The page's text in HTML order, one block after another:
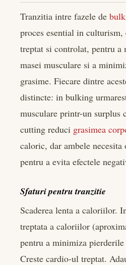
Tranzitia intre fazele de
proces esential in
treptat si controlat, pentru a
masei musculare si a
grasime. Fiecare dintre
distincte: in bulking
musculare printr-un
cutting reduci grasimea
caloric, dar ambele
pentru a evita efectele
Sfaturi pentru tranzitie
Scaderea lenta a caloriilor.
treptata a caloriilor
pentru a minimiza pierderile
Creste cardio-ul treptat.